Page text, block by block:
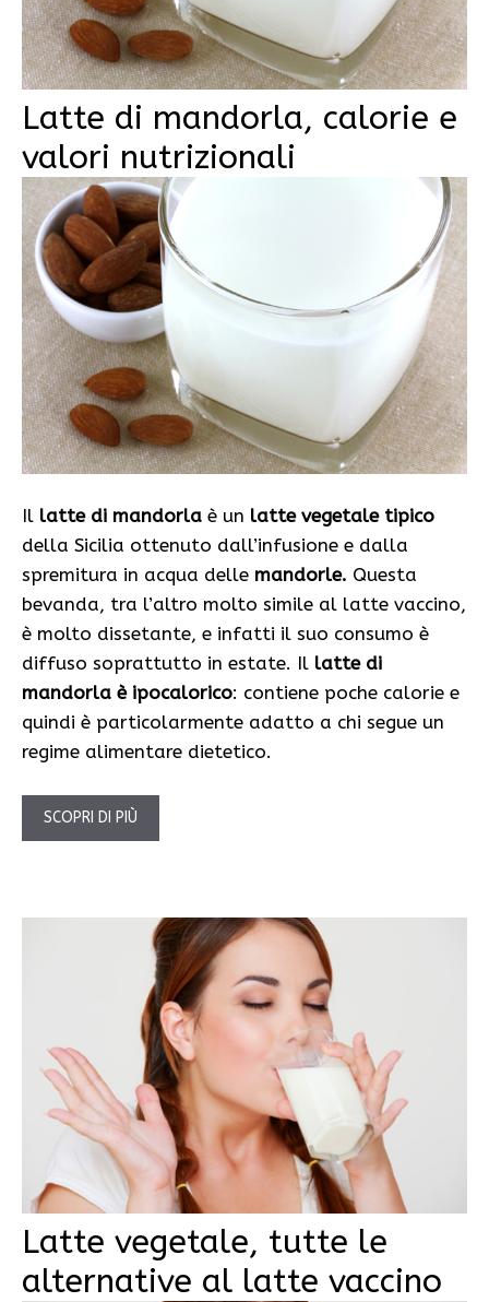
Latte di mandorla, calorie e
valori nutrizionali
Il latte di mandorla è un latte vegetale tipico
della Sicilia ottenuto dall’infusione e dalla
spremitura in acqua delle mandorle. Questa
bevanda, tra l’altro molto simile al latte vaccino,
è molto dissetante, e infatti il suo consumo è
diffuso soprattutto in estate. Il latte di
mandorla è ipocalorico: contiene poche calorie e
quindi è particolarmente adatto a chi segue un
regime alimentare dietetico.
SCOPRI DI PIÙ
Latte vegetale, tutte le
alternative al latte vaccino